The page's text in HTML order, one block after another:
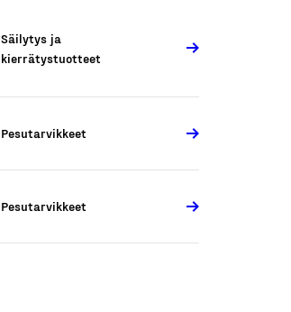
Säilytys ja
kierrätystuotteet
Pesutarvikkeet
Pesutarvikkeet